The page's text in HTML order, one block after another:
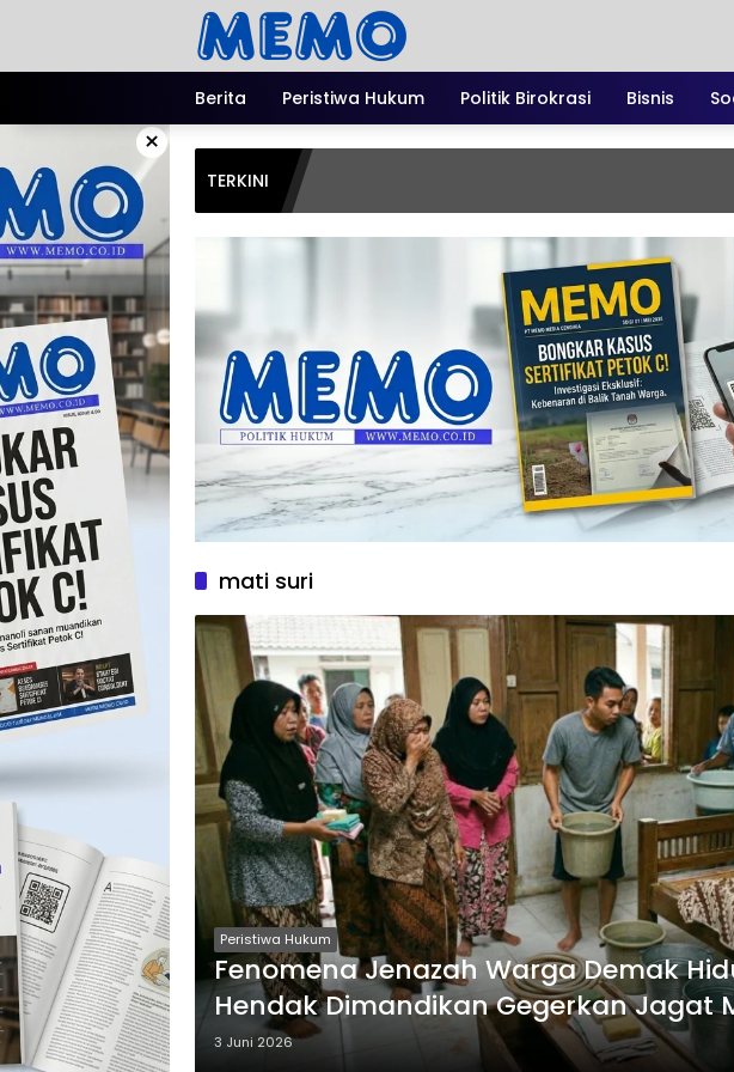
Berita
Peristiwa Hukum Politik Birokrasi Bisnis
×
TERKINI
mati suri
Peristiwa Hukum
Fenomena Jenazah Warga Demak
Hendak Dimandikan Gegerkan Jagat
3 Juni 2026